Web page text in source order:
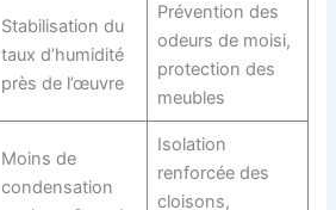
Stabilisation du
taux d’humidité
près de l’œuvre
Prévention des
odeurs de moisi,
protection des
meubles
Moins de
condensation
Isolation
renforcée des
cloisons,